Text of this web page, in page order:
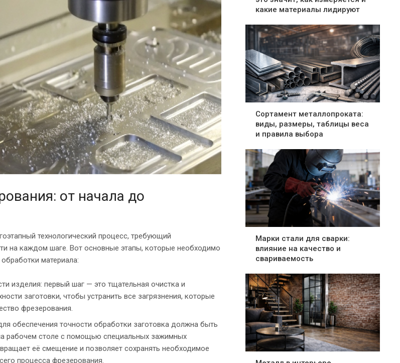
от начала до
технологический процесс, требующий
на каждом шаге. Вот основные этапы, которые необходимо
материала:
изделия: первый шаг — это тщательная очистка и
заготовки, чтобы устранить все загрязнения, которые
фрезерования.
обеспечения точности обработки заготовка должна быть
рабочем столе с помощью специальных зажимных
её смещение и позволяет сохранять необходимое
процесса фрезерования.
какие материалы лидируют
Сортамент металлопроката:
виды, размеры, таблицы веса
и правила выбора
Марки стали для сварки:
влияние на качество и
свариваемость